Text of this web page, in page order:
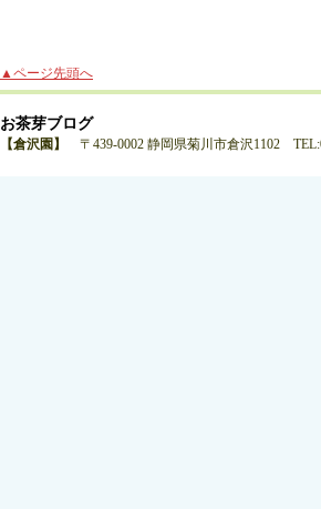
▲ページ先頭へ
お茶芽ブログ
【倉沢園】 〒439-0002 静岡県菊川市倉沢1102